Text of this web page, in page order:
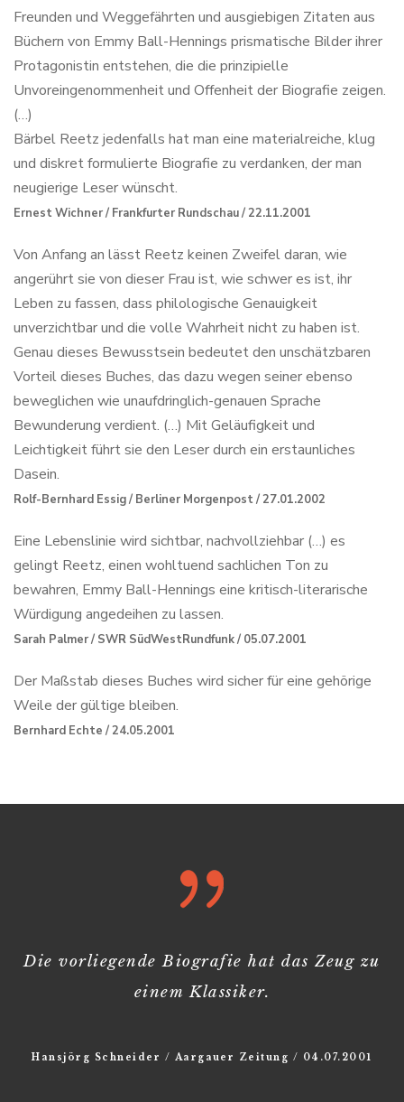
Freunden und Weggefährten und ausgiebigen Zitaten aus
Büchern von Emmy Ball-Hennings prismatische Bilder ihrer
Protagonistin entstehen, die die prinzipielle
Unvoreingenommenheit und Offenheit der Biografie zeigen.
(…)
Bärbel Reetz jedenfalls hat man eine materialreiche, klug
und diskret formulierte Biografie zu verdanken, der man
neugierige Leser wünscht.
Ernest Wichner / Frankfurter Rundschau / 22.11.2001
Von Anfang an lässt Reetz keinen Zweifel daran, wie
angerührt sie von dieser Frau ist, wie schwer es ist, ihr
Leben zu fassen, dass philologische Genauigkeit
unverzichtbar und die volle Wahrheit nicht zu haben ist.
Genau dieses Bewusstsein bedeutet den unschätzbaren
Vorteil dieses Buches, das dazu wegen seiner ebenso
beweglichen wie unaufdringlich-genauen Sprache
Bewunderung verdient. (…) Mit Geläufigkeit und
Leichtigkeit führt sie den Leser durch ein erstaunliches
Dasein.
Rolf-Bernhard Essig / Berliner Morgenpost / 27.01.2002
Eine Lebenslinie wird sichtbar, nachvollziehbar (…) es
gelingt Reetz, einen wohltuend sachlichen Ton zu
bewahren, Emmy Ball-Hennings eine kritisch-literarische
Würdigung angedeihen zu lassen.
Sarah Palmer / SWR SüdWestRundfunk / 05.07.2001
Der Maßstab dieses Buches wird sicher für eine gehörige
Weile der gültige bleiben.
Bernhard Echte / 24.05.2001
Die vorliegende Biografie hat das Zeug zu
einem Klassiker.
Hansjörg Schneider / Aargauer Zeitung / 04.07.2001